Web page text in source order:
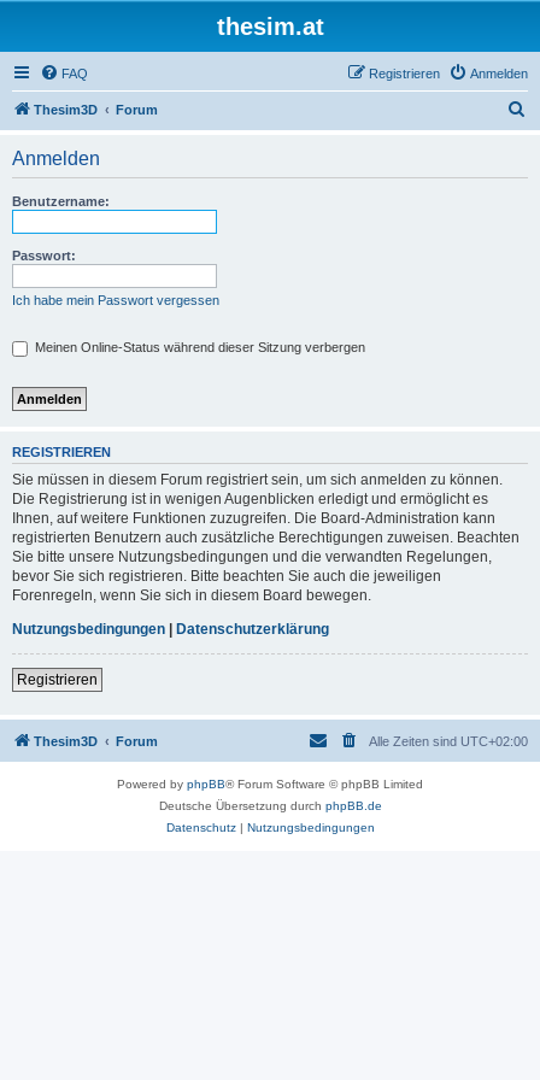
thesim.at
FAQ Anmelden
Registrieren
Thesim3D Forum
Anmelden
Benutzername:
Passwort:
Ich habe mein Passwort vergessen
Meinen Online-Status während dieser Sitzung verbergen
REGISTRIEREN
Sie müssen in diesem Forum registriert sein, um sich anmelden zu können.
Die Registrierung ist in wenigen Augenblicken erledigt und ermöglicht es
Ihnen, auf weitere Funktionen zuzugreifen. Die Board-Administration kann
registrierten Benutzern auch zusätzliche Berechtigungen zuweisen. Beachten
Sie bitte unsere Nutzungsbedingungen und die verwandten Regelungen,
bevor Sie sich registrieren. Bitte beachten Sie auch die jeweiligen
Forenregeln, wenn Sie sich in diesem Board bewegen.
Nutzungsbedingungen
Datenschutzerklärung
Registrieren
Thesim3D Forum Alle Zeiten sind UTC+02:00
Powered by phpBB® Forum Software © phpBB Limited
Deutsche Übersetzung durch phpBB.de
Datenschutz| Nutzungsbedingungen